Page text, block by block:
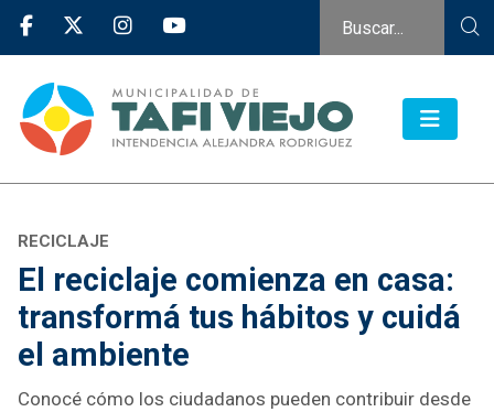
RECICLAJE
El reciclaje comienza en casa:
transformá tus hábitos y cuidá
el ambiente
Conocé cómo los ciudadanos pueden contribuir desde